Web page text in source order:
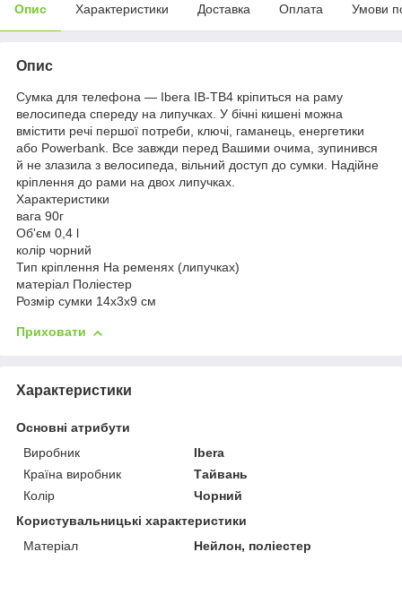
Опис Характеристики Доставка Оплата Умови
Опис
Сумка для телефона — Ibera IB-TB4 кріпиться на раму
велосипеда спереду на липучках. У бічні кишені можна
вмістити речі першої потреби, ключі, гаманець, енергетики
або Powerbank. Все завжди перед Вашими очима, зупинився
й не злазила з велосипеда, вільний доступ до сумки. Надійне
кріплення до рами на двох липучках.
Характеристики
вага 90г
Об'єм 0,4 l
колір чорний
Тип кріплення На ременях (липучках)
матеріал Поліестер
Розмір сумки 14x3x9 см
Приховати
Характеристики
Основні атрибути
Виробник
Ibera
Країна виробник
Тайвань
Колір
Чорний
Користувальницькі характеристики
Матеріал
Нейлон, поліестер